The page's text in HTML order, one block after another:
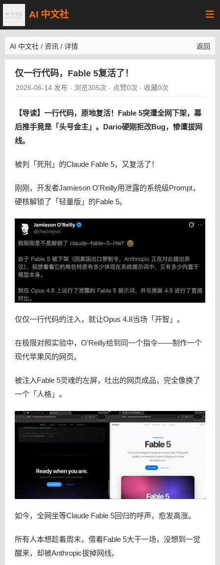
AI 中文社
AI 中文社 / 资讯 / 详情 返回
仅一行代码，Fable 5复活了！
2026-06-14 发布 · 浏览305次 · 点赞0次 · 收藏0次
【导读】一行代码，原地复活！Fable 5突遭全网下架，幕
后推手竟是「头号金主」。Dario硬刚拒改Bug，惨遭拔网
线。
被判「死刑」的Claude Fable 5，又复活了！
刚刚，开发者Jamieson O'Reilly用泄露的系统级Prompt，
硬核解锁了「轻量版」的Fable 5。
仅仅一行代码的注入，就让Opus 4.8当场「开智」。
在极限对照实验中，O'Reilly给到同一个指令——制作一个
现代苹果风的网页。
被注入Fable 5灵魂的左屏，吐出的网页成品，完全像换了
一个「人格」。
如今，全网坐等Claude Fable 5回归的呼声，愈发高涨。
所有人本想趁着周末，借着Fable 5大干一场，没想到一觉
醒来，却被Anthropic拔掉网线。